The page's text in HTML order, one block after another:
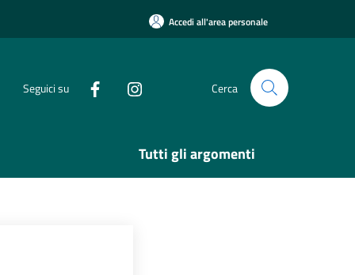
Accedi all'area personale
Seguici su Cerca
Tutti gli argomenti